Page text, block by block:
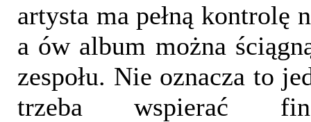
artysta ma pełną kontrolę
a ów album można
zespołu. Nie oznacza to
trzeba wspierać